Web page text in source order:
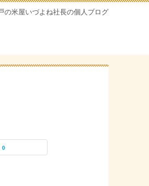
の米屋いづよね社長の個人ブログ
0